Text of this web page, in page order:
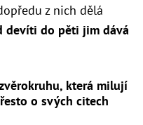
z nich dělá
devíti do pěti jim dává
která milují
o svých citech